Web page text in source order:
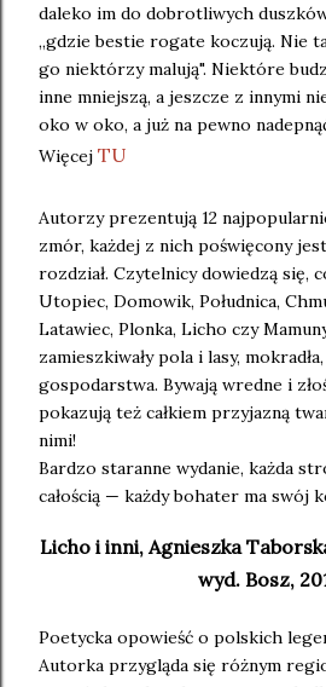
daleko im do dobrotliwych
„gdzie bestie rogate koczują. Nie
go niektórzy malują". Niektóre
inne mniejszą, a jeszcze z innymi
oko w oko, a już na pewno
Więcej TU
Autorzy prezentują 12
zmór, każdej z nich poświęcony
rozdział. Czytelnicy dowiedzą się,
Utopiec, Domowik, Południca,
Latawiec, Plonka, Licho czy
zamieszkiwały pola i lasy,
gospodarstwa. Bywają wredne i
pokazują też całkiem przyjazną
nimi!
Bardzo staranne wydanie, każda
całością — każdy bohater ma swój
Licho i inni, Agnieszka
wyd. Bosz,
Poetycka opowieść o polskich
Autorka przygląda się różnym